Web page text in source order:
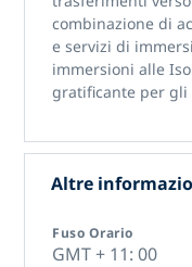
combinazione di
e servizi di
immersioni alle
gratificante per gli
Altre
Fuso Orario
GMT + 11: 00